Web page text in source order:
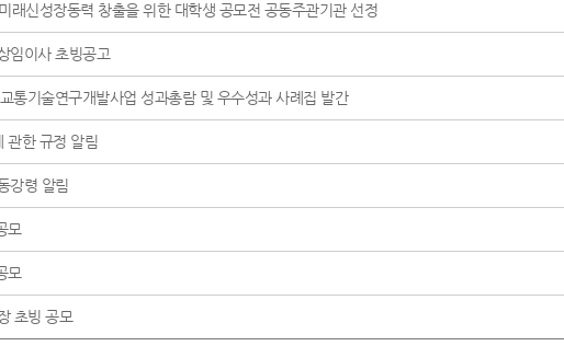
래신성장동력 창출을 위한 대학생 공모전 공동주관기관 선정
임이사 초빙공고
통기술연구개발사업 성과총람 및 우수성과 사례집 발간
관한 규정 알림
강령 알림
모
모
초빙 공모